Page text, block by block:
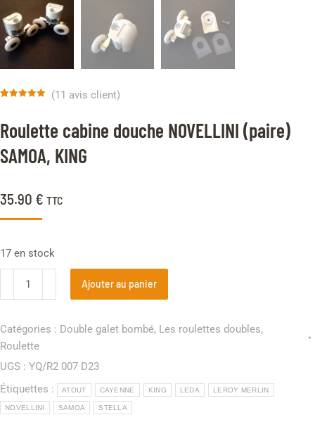
Roulette cabine douche NOVELLINI (paire)
SAMOA, KING
35.90 € TTC
sur
notations
(11 avis client)
17 en stock
Ajouter au panier
Catégories : Double galet bombé, Les roulettes doubles,
Roulette
UGS : YQ/R2 007 D23
Étiquettes :
ATOUT CAYENNE KING LEDA LEROY MERLIN
NOVELLINI SAMOA STELLA